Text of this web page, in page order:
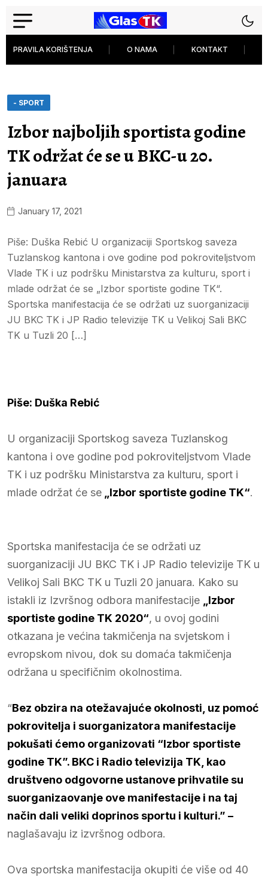
PRAVILA KORIŠTENJA O NAMA KONTAKT
- SPORT
Izbor najboljih sportista godine
TK održat će se u BKC-u 20.
januara
January 17, 2021
Piše: Duška Rebić U organizaciji Sportskog saveza
Tuzlanskog kantona i ove godine pod pokroviteljstvom
Vlade TK i uz podršku Ministarstva za kulturu, sport i
mlade održat će se „Izbor sportiste godine TK“.
Sportska manifestacija će se održati uz suorganizaciji
JU BKC TK i JP Radio televizije TK u Velikoj Sali BKC
TK u Tuzli 20 […]
Piše: Duška Rebić
U organizaciji Sportskog saveza Tuzlanskog
kantona i ove godine pod pokroviteljstvom Vlade
TK i uz podršku Ministarstva za kulturu, sport i
mlade održat će se „Izbor sportiste godine TK“.
Sportska manifestacija će se održati uz
suorganizaciji JU BKC TK i JP Radio televizije TK u
Velikoj Sali BKC TK u Tuzli 20 januara. Kako su
istakli iz Izvršnog odbora manifestacije
„Izbor
sportiste godine TK 2020“, u ovoj godini
otkazana je većina takmičenja na svjetskom i
evropskom nivou, dok su domaća takmičenja
održana u specifičnim okolnostima.
“Bez obzira na otežavajuće okolnosti, uz pomoć
pokrovitelja i suorganizatora manifestacije
pokušati ćemo organizovati “Izbor sportiste
godine TK”. BKC i Radio televizija TK, kao
društveno odgovorne ustanove prihvatile su
suorganizaovanje ove manifestacije i na taj
način dali veliki doprinos sportu i kulturi.” –
naglašavaju iz izvršnog odbora.
Ova sportska manifestacija okupiti će više od 40